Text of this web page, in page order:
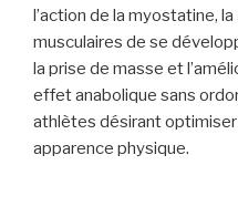
l’action de la myostatine,
musculaires de se
la prise de masse et
effet anabolique sans
athlètes désirant
apparence physique.